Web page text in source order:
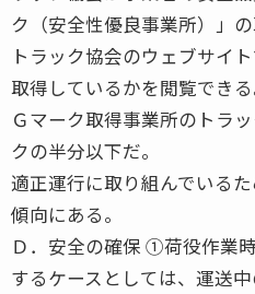
ク（安全性優良事業所）」
トラック協会のウェブサイ
取得しているかを閲覧できる
Ｇマーク取得事業所のトラ
クの半分以下だ。
適正運行に取り組んでいる
傾向にある。
Ｄ．安全の確保 ①荷役作業
するケースとしては、運送